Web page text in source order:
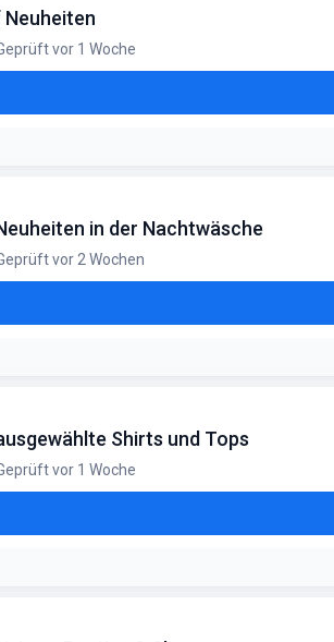
Neuheiten
vor 1 Woche
in der Nachtwäsche
vor 2 Wochen
Shirts und Tops
vor 1 Woche